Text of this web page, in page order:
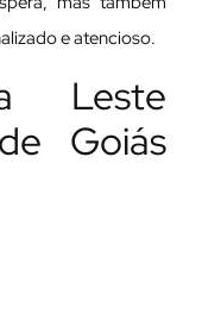
e atencioso.
Leste
Goiás